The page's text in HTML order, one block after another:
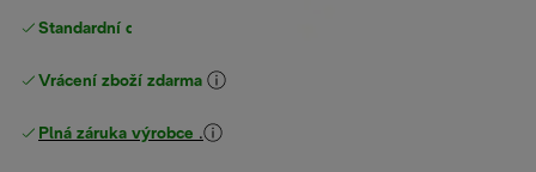
Standardní doručení zdarma
Vrácení zboží zdarma
Plná záruka výrobce .